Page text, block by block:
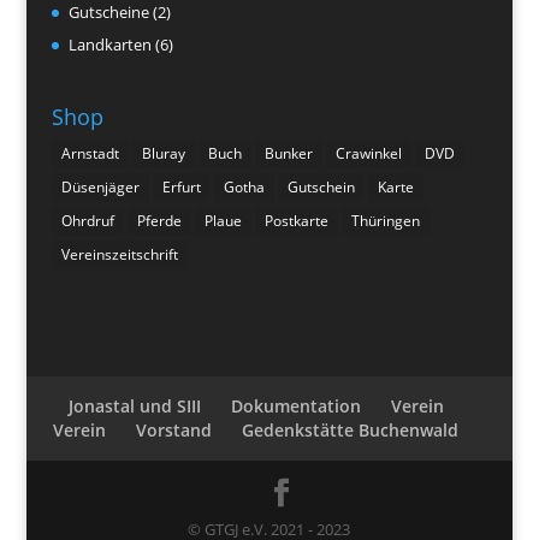
Gutscheine(2)
Landkarten (6)
Shop
Arnstadt Bluray Buch Bunker Crawinkel
DVD
Düsenjäger
Erfurt Gotha Gutschein
Karte
Ohrdruf
Pferde Plaue Postkarte
Thüringen
Vereinszeitschrift
Jonastal und SIII Dokumentation
Verein
Verein
Vorstand Gedenkstätte Buchenwald
© GTGJ e.V. 2021 - 2023